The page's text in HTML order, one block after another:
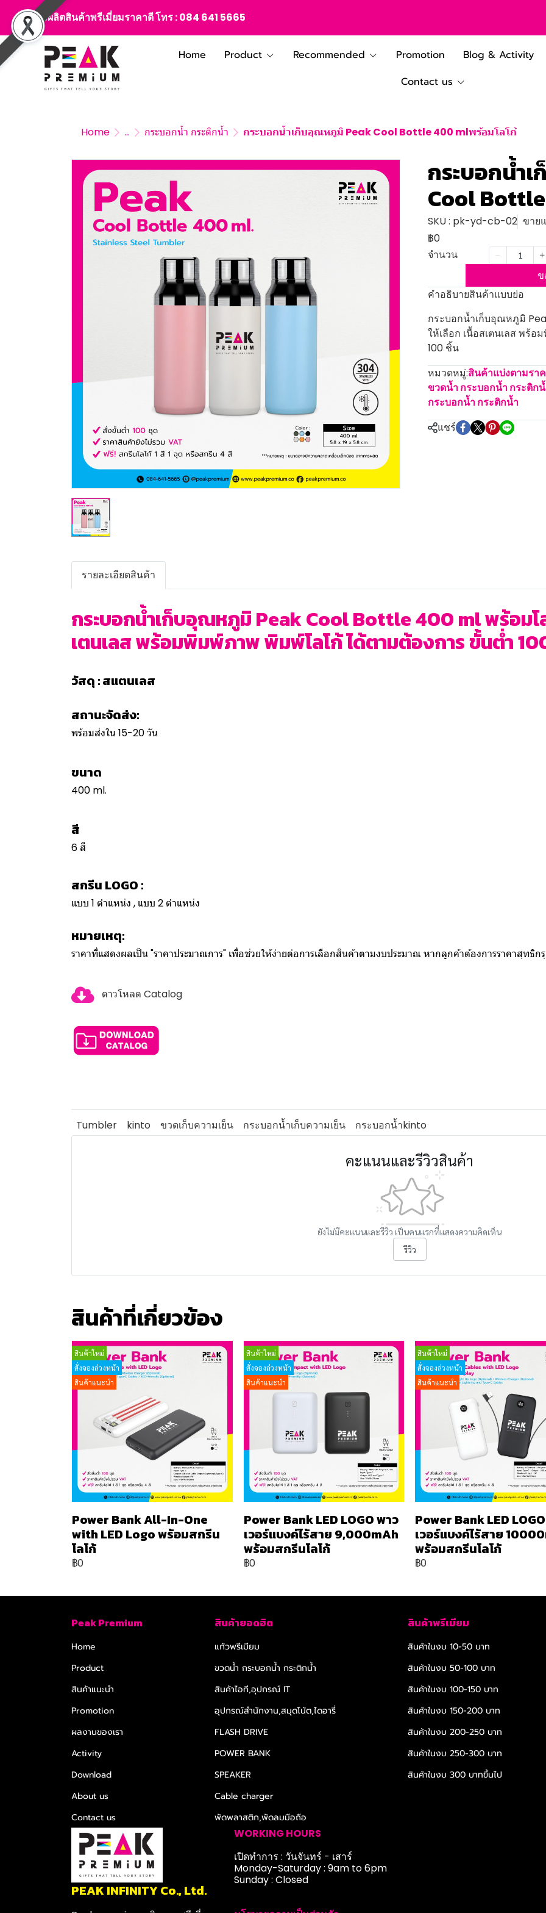
สั่งผลิตสินค้าพรีเมี่ยมราคาดี โทร :084 641 5665
Home Product Recommended Promotion Blog & Activity
Contact us
Home ... กระบอกน้ำ กระติกน้ำ กระบอกน้ำเก็บอุณหภูมิ Peak Cool Bottle 400 mlพร้อมโลโก้
กระบอกน้ำ
Cool
SKU : pk-yd-cb-02 ขาย
฿0
จำนวน
ข
คำอธิบายสินค้าแบบย่อ
กระบอกน้ำเก็บอุณหภูมิ
ให้เลือก เนื้อสเตนเลส พร้
100 ชิ้น
หมวดหมู่:สินค้าแบ่งตามรา
ขวดน้ำ กระบอกน้ำ กระติก
กระบอกน้ำ กระติกน้ำ
แชร์
รายละเอียดสินค้า
กระบอกน้ำเก็บอุณหภูมิ Peak Cool Bottle 400 ml พร้อมโ
เตนเลส พร้อมพิมพ์ภาพ พิมพ์โลโก้ ได้ตามต้องการ ขั้นต่ำ
วัสดุ : สแตนเลส
สถานะจัดส่ง:
พร้อมส่งใน 15-20 วัน
ขนาด
400 ml.
สี
6 สี
สกรีน LOGO :
แบบ 1 ตำแหน่ง , แบบ 2 ตำแหน่ง
หมายเหตุ:
ราคาที่แสดงผลเป็น "ราคาประมาณการ" เพื่อช่วยให้ง่ายต่อการเลือกสินค้าตามงบประมาณ หากลูกค้าต้องการราคาสุทธิ
ดาวโหลด Catalog
Tumbler kinto ขวดเก็บความเย็น กระบอกน้ำเก็บความเย็น กระบอกน้ำkinto
คะแนนและรีวิวสินค้า
ยังไม่มีคะแนนและรีวิว เป็นคนแรกที่แสดงความคิดเห็น
รีวิว
สินค้าที่เกี่ยวข้อง
สินค้าใหม่
สั่งจองล่วงหน้า
สินค้าแนะนำ
Power Bank All-In-One
with LED Logo พร้อมสกรีน
โลโก้
฿0
สินค้าใหม่
สั่งจองล่วงหน้า
สินค้าแนะนำ
Power Bank LED LOGO พาว
เวอร์แบงค์ไร้สาย 9,000mAh
พร้อมสกรีนโลโก้
฿0
สินค้าใหม่
สั่งจองล่วงหน้า
สินค้าแนะนำ
Power Bank LED
เวอร์แบงค์ไร้สาย
พร้อมสกรีนโลโก้
฿0
Peak Premium
Home
Product
สินค้าแนะนำ
Promotion
ผลงานของเรา
Activity
Download
About us
Contact us
สินค้ายอดฮิต
แก้วพรีเมียม
ขวดน้ำ กระบอกน้ำ กระติกน้ำ
สินค้าไอที,อุปกรณ์ IT
อุปกรณ์สำนักงาน,สมุดโน้ต,ไดอารี่
FLASH DRIVE
POWER BANK
SPEAKER
Cable charger
พัดพลาสติก,พัดลมมือถือ
สินค้าพรีเมียม
สินค้าในงบ 10-50 บาท
สินค้าในงบ 50-100 บาท
สินค้าในงบ 100-150 บาท
สินค้าในงบ 150-200 บาท
สินค้าในงบ 200-250 บาท
สินค้าในงบ 250-300 บาท
สินค้าในงบ 300 บาทขึ้นไป
PEAK INFINITY Co., Ltd.
WORKING HOURS
เปิดทำการ : วันจันทร์ - เสาร์
Monday-Saturday : 9am to 6pm
Sunday : Closed